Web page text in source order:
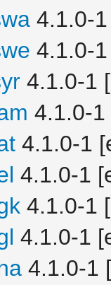
4.1.0-1
4.1.0-
4.1.0-1
4.1.0-
4.1.0-1
4.1.0-1
4.1.0-1
4.1.0-1
4.1.0-1